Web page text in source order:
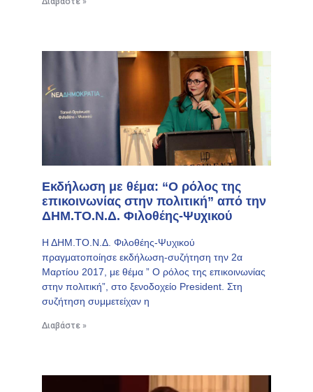
Εκδήλωση με θέμα: “Ο ρόλος της
επικοινωνίας στην πολιτική” από την
ΔΗΜ.ΤΟ.Ν.Δ. Φιλοθέης-Ψυχικού
Η ΔΗΜ.ΤΟ.Ν.Δ. Φιλοθέης-Ψυχικού
πραγματοποίησε εκδήλωση-συζήτηση την 2α
Μαρτίου 2017, με θέμα ” Ο ρόλος της επικοινωνίας
στην πολιτική”, στο ξενοδοχείο President. Στη
συζήτηση συμμετείχαν η
Διαβάστε »